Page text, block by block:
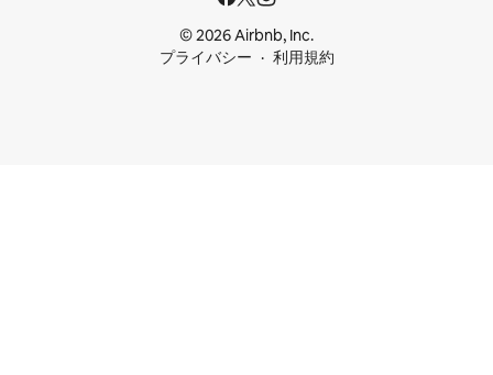
© 2026 Airbnb, Inc.
プライバシー
利用規約